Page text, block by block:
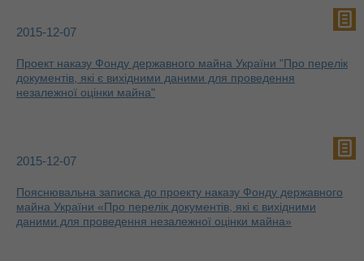
2015-12-07
Проект наказу Фонду державного майна України "Про перелік
документів, які є вихідними даними для проведення
незалежної оцінки майна"
2015-12-07
Пояснювальна записка до проекту наказу Фонду державного
майна України «Про перелік документів, які є вихідними
даними для проведення незалежної оцінки майна»